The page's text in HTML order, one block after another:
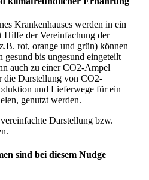
Krankenhauses werden in ein
Hilfe der Vereinfachung der
rot, orange und grün) können
bis ungesund eingeteilt
auch zu einer CO2-Ampel
die Darstellung von CO2-
und Lieferwege für ein
genutzt werden.
Darstellung bzw.
sind bei diesem Nudge